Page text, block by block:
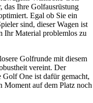
das Ihre Golfausrüstung
Egal ob Sie ein
sind, dieser Wagen ist
Ihr Material problemlos zu
Golfrunde mit diesem
vereint. Der
One ist dafür gemacht,
Moment auf dem Platz noch